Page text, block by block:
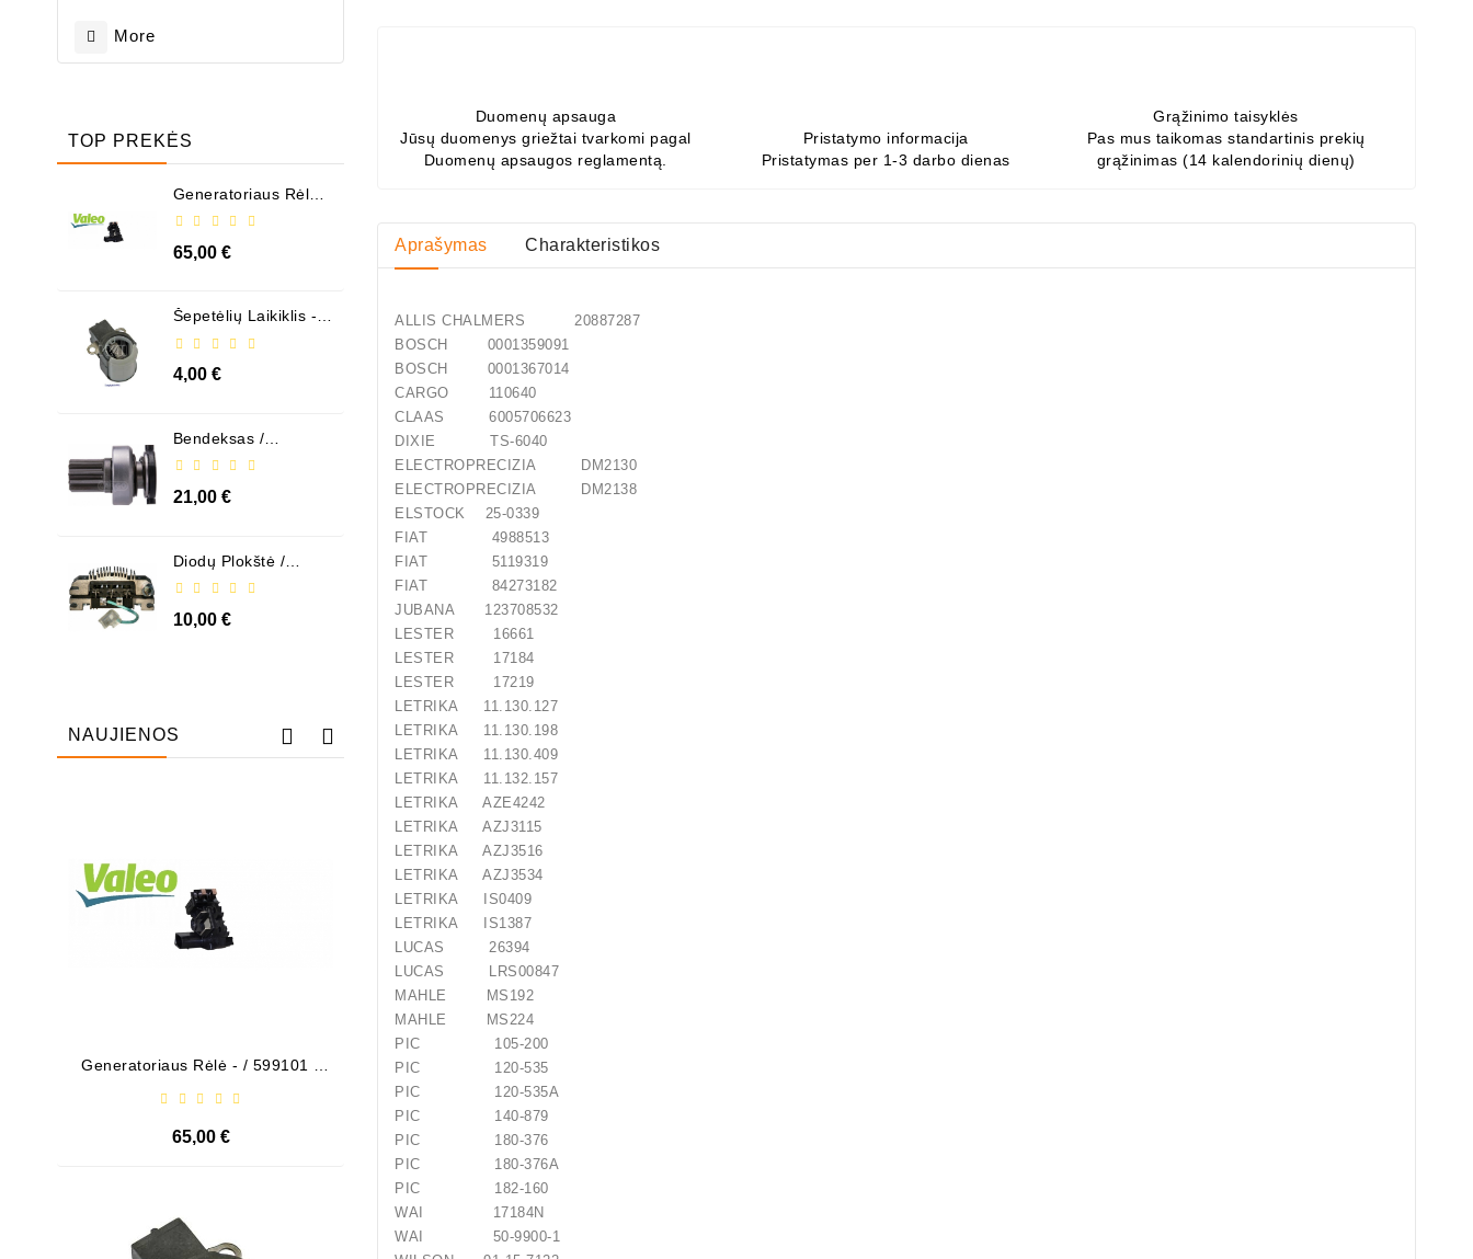
More
TOP PREKĖS
Generatoriaus Rėlė -
65,00 €
Šepetėlių Laikiklis - /
4,00 €
Bendeksas /
21,00 €
Diodų Plokštė /
10,00 €
NAUJIENOS
Generatoriaus Rėlė - / 599101 (
65,00 €
Išparduota
Bendeksas / 1006209661
21,00 €
Duomenų apsauga
Jūsų duomenys griežtai tvarkomi pagal
Duomenų apsaugos reglamentą.
Pristatymo informacija
Pristatymas per 1-3 darbo dienas
Grąžinimo taisyklės
Pas mus taikomas standartinis prekių
grąžinimas (14 kalendorinių dienų)
Aprašymas Charakteristikos
ALLIS CHALMERS 20887287
BOSCH 0001359091
BOSCH 0001367014
CARGO 110640
CLAAS 6005706623
DIXIE TS-6040
ELECTROPRECIZIA DM2130
ELECTROPRECIZIA DM2138
ELSTOCK 25-0339
FIAT 4988513
FIAT 5119319
FIAT 84273182
JUBANA 123708532
LESTER 16661
LESTER 17184
LESTER 17219
LETRIKA 11.130.127
LETRIKA 11.130.198
LETRIKA 11.130.409
LETRIKA 11.132.157
LETRIKA AZE4242
LETRIKA AZJ3115
LETRIKA AZJ3516
LETRIKA AZJ3534
LETRIKA IS0409
LETRIKA IS1387
LUCAS 26394
LUCAS LRS00847
MAHLE MS192
MAHLE MS224
PIC 105-200
PIC 120-535
PIC 120-535A
PIC 140-879
PIC 180-376
PIC 180-376A
PIC 182-160
WAI 17184N
WAI 50-9900-1